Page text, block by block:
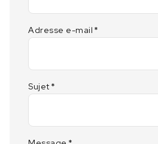
Adresse e-mail *
Sujet *